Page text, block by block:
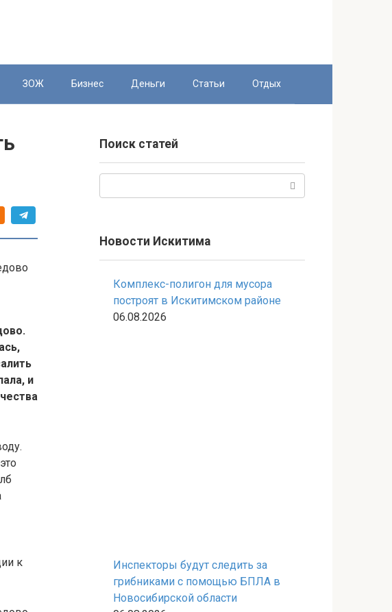
ЗОЖ Бизнес Деньги Статьи Отдых
и
к
Поиск статей
Новости Искитима
Комплекс-полигон для мусора
построят в Искитимском районе
06.08.2026
Инспекторы будут следить за
грибниками с помощью БПЛА в
Новосибирской области